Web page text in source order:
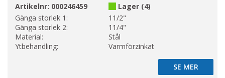
Artikelnr: 000246459
Lager (4)
Gänga storlek 1:
11/2"
Gänga storlek 2:
11/4"
Material:
Stål
Ytbehandling:
Varmförzinkat
SE MER
SE MER